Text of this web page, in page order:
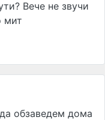
Вече не звучи
мит
обзаведем дома